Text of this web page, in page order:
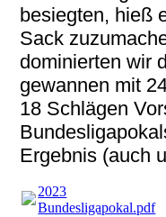
besiegten, hieß
Sack
dominierten wir
gewannen mit
18 Schlägen
Ergebnis (auch
2023
Bundesligapokal.pdf